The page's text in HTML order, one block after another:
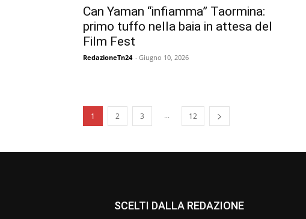
Can Yaman “infiamma” Taormina:
primo tuffo nella baia in attesa del
Film Fest
RedazioneTn24 - Giugno 10, 2026
1 2 3 ... 12
SCELTI DALLA REDAZIONE